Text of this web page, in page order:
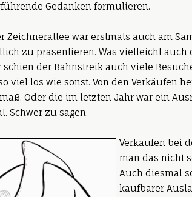
Gedanken formulieren.
Zeichnerallee war erstmals auch am
zu präsentieren. Was vielleicht auch
schien der Bahnstreik auch viele
viel los wie sonst. Von den Verkäufen
Oder die im letzten Jahr war ein
Schwer zu sagen.
Verkaufen bei
man das nicht
Auch diesmal
kaufbarer